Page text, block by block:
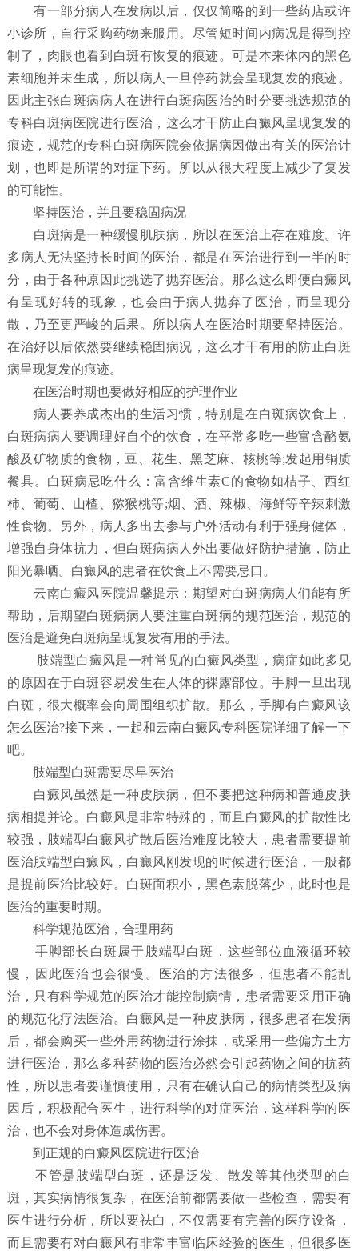
有一部分病人在发病以后，仅仅简略的到一些药店或许
小诊所，自行采购药物来服用。尽管短时间内病况是得到控
制了，肉眼也看到白斑有恢复的痕迹。可是本来体内的黑色
素细胞并未生成，所以病人一旦停药就会呈现复发的痕迹。
因此主张白斑病病人在进行白斑病医治的时分要挑选规范的
专科白斑病医院进行医治，这么才干防止白癜风呈现复发的
痕迹，规范的专科白斑病医院会依据病因做出有关的医治计
划，也即是所谓的对症下药。所以从很大程度上减少了复发
的可能性。
坚持医治，并且要稳固病况
白斑病是一种缓慢肌肤病，所以在医治上存在难度。许
多病人无法坚持长时间的医治，都是在医治进行到一半的时
分，由于各种原因此挑选了抛弃医治。那么这么即便白癜风
有呈现好转的现象，也会由于病人抛弃了医治，而呈现分
散，乃至更严峻的后果。所以病人在医治时期要坚持医治。
在治好以后依然要继续稳固病况，这么才干有用的防止白斑
病呈现复发的痕迹。
在医治时期也要做好相应的护理作业
病人要养成杰出的生活习惯，特别是在白斑病饮食上，
白斑病病人要调理好自个的饮食，在平常多吃一些富含酪氨
酸及矿物质的食物，豆、花生、黑芝麻、核桃等;发起用铜质
餐具。白斑病忌吃什么：富含维生素C的食物如桔子、西红
柿、葡萄、山楂、猕猴桃等;烟、酒、辣椒、海鲜等辛辣刺激
性食物。另外，病人多出去参与户外活动有利于强身健体，
增强自身体抗力，但白斑病病人外出要做好防护措施，防止
阳光暴晒。白癜风的患者在饮食上不需要忌口。
云南白癜风医院温馨提示：期望对白斑病病人们能有所
帮助，后期望白斑病病人要注重白斑病的规范医治，规范的
医治是避免白斑病呈现复发有用的手法。
肢端型白癜风是一种常见的白癜风类型，病症如此多见
的原因在于白斑容易发生在人体的裸露部位。手脚一旦出现
白斑，很大概率会向周围组织扩散。那么，手脚有白癜风该
怎么医治?接下来，一起和云南白癜风专科医院详细了解一下
吧。
肢端型白斑需要尽早医治
白癜风虽然是一种皮肤病，但不要把这种病和普通皮肤
病相提并论。白癜风是非常特殊的，而且白癜风的扩散性比
较强，肢端型白癜风扩散后医治难度比较大，患者需要提前
医治肢端型白癜风，白癜风刚发现的时候进行医治，一般都
是提前医治比较好。白斑面积小，黑色素脱落少，此时也是
医治的重要时期。
科学规范医治，合理用药
手脚部长白斑属于肢端型白斑，这些部位血液循环较
慢，因此医治也会很慢。医治的方法很多，但患者不能乱
治，只有科学规范的医治才能控制病情，患者需要采用正确
的规范化疗法医治。白癜风是一种皮肤病，很多患者在发病
后，都会购买一些外用药物进行涂抹，或采用一些偏方土方
进行医治，那么多种药物的医治必然会引起药物之间的抗药
性，所以患者要谨慎使用，只有在确认自己的病情类型及病
因后，积极配合医生，进行科学的对症医治，这样科学的医
治，也不会对身体造成伤害。
到正规的白癜风医院进行医治
不管是肢端型白斑，还是泛发、散发等其他类型的白
斑，其实病情很复杂，在医治前都需要做一些检查，需要有
医生进行分析，所以要祛白，不仅需要有完善的医疗设备，
而且需要有对白癜风有非常丰富临床经验的医生，但很多医